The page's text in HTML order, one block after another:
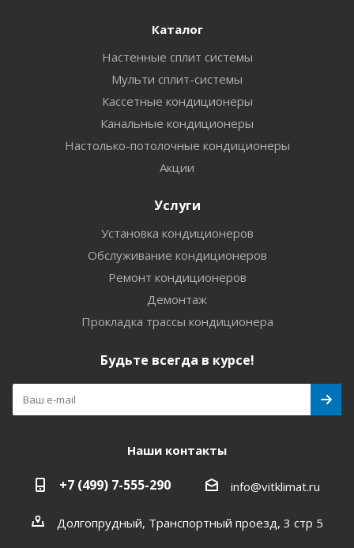
Каталог
Настенные сплит системы
Мульти сплит-системы
Кассетные кондиционеры
Канальные кондиционеры
Настолько-потолочные кондиционеры
Акции
Услуги
Установка кондиционеров
Обслуживание кондиционеров
Ремонт кондиционеров
Демонтаж
Прокладка трассы кондиционера
Будьте всегда в курсе!
Наши контакты
+7 (499) 7-555-290 info@vitklimat.ru
Долгопрудный, Транспортный проезд, 3 стр 5